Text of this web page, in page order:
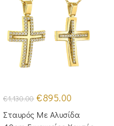
€1,130.00 Original
price
was:
€1,130.00.
€895.00
τιμή
είναι:
Σταυρός Mε Aλυσίδα